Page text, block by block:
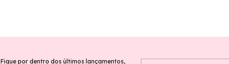
Fique por dentro dos últimos lançamentos,